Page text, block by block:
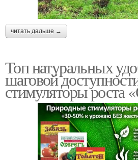
читать дальше →
Топ натуральных
шаговой
стимуляторы